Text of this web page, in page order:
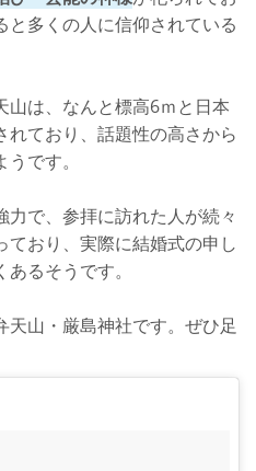
と多くの人に信仰されている
山は、なんと標高6ｍと日本
ており、話題性の高さから
です。
力で、参拝に訪れた人が続々
ており、実際に結婚式の申し
るそうです。
山・厳島神社です。ぜひ足